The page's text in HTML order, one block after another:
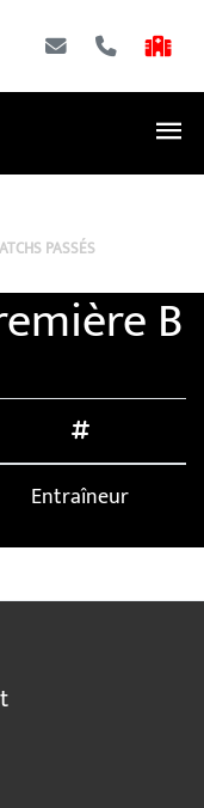
PASSÉS
B
Entraîneur